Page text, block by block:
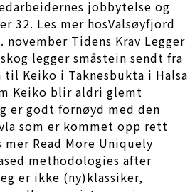
jobbytelse og
32. Les mer hosValsøyfjord
november Tidens Krav Legger
legger småstein sendt fra
til Keiko i Taknesbukta i Halsa
Keiko blir aldri glemt
er godt fornøyd med den
som er kommet opp rett
Read More Uniquely
methodologies after
er ikke (ny)klassiker,